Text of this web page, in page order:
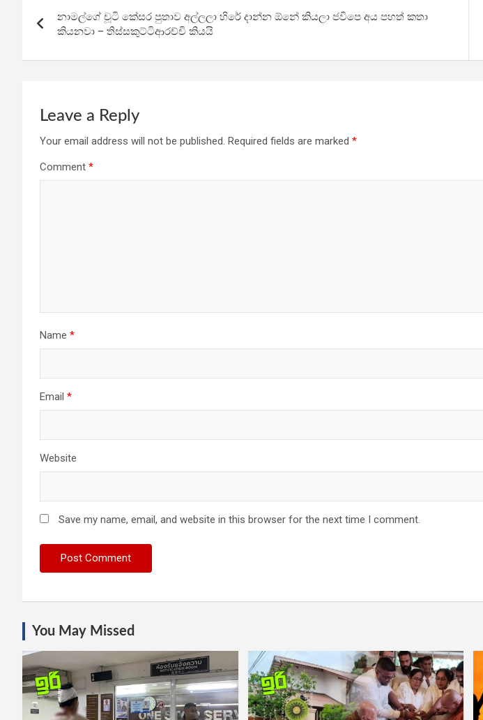
o
o
k
A
p
p
a
m
navigation
නාමල්​ගේ චූටි කේසර පුතාව අල්ලලා හිරේ දාන්න ඕනේ කියලා ජවිපෙ අය පහත් කතා
කියනවා – තිස්සකුට්ටිආරච්චි කියයි
Leave a Reply
Your email address will not be published. Required fields are marked *
Comment *
Name *
Email *
Website
Save my name, email, and website in this browser for the next time I comment.
You May Missed